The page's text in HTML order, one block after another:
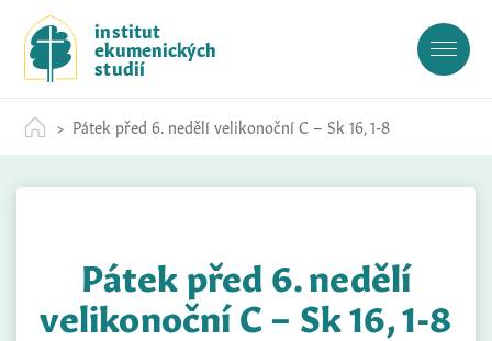
c
institut
ekumenických
studií
Pátek před 6. nedělí velikonoční C – Sk 16, 1-8
Pátek před 6. nedělí
velikonoční C – Sk 16, 1-8